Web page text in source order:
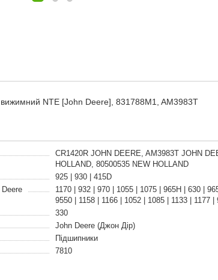
NTE [John Deere], 831788M1, AM3983T
CR1420R JOHN DEERE, AM3983T JOHN
HOLLAND, 80500535 NEW HOLLAND
925 | 930 | 415D
1170 | 932 | 970 | 1055 | 1075 | 965H | 630 |
9550 | 1158 | 1166 | 1052 | 1085 | 1133 | 1177
330
John Deere (Джон Дір)
Підшипники
7810